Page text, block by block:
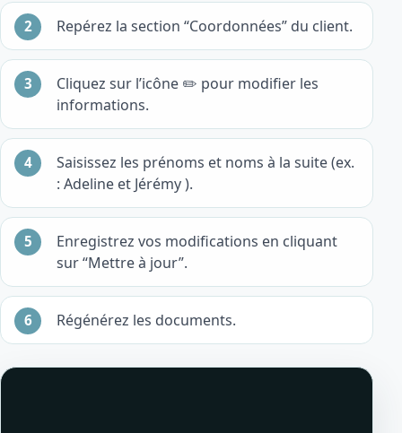
Repérez la section “Coordonnées” du client.
Cliquez sur l’icône ✏️ pour modifier les
informations.
Saisissez les prénoms et noms à la suite (ex.
: Adeline et Jérémy ).
Enregistrez vos modifications en cliquant
sur “Mettre à jour”.
Régénérez les documents.